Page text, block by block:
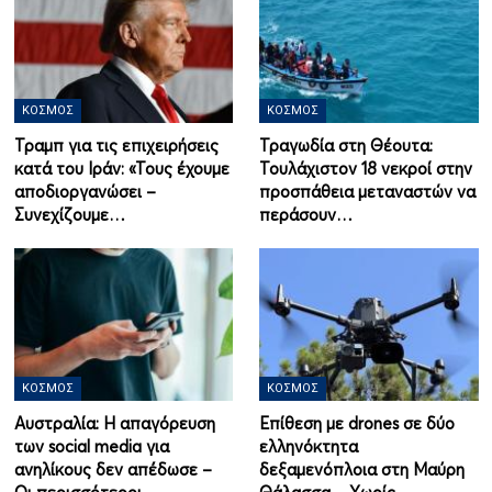
ΚΌΣΜΟΣ
Τραμπ για τις επιχειρήσεις
κατά του Ιράν: «Τους έχουμε
αποδιοργανώσει –
Συνεχίζουμε…
ΚΌΣΜΟΣ
Τραγωδία στη Θέουτα:
Τουλάχιστον 18 νεκροί στην
προσπάθεια μεταναστών να
περάσουν…
ΚΌΣΜΟΣ
Αυστραλία: Η απαγόρευση
των social media για
ανηλίκους δεν απέδωσε –
ΚΌΣΜΟΣ
Επίθεση με drones σε δύο
ελληνόκτητα
δεξαμενόπλοια στη Μαύρη